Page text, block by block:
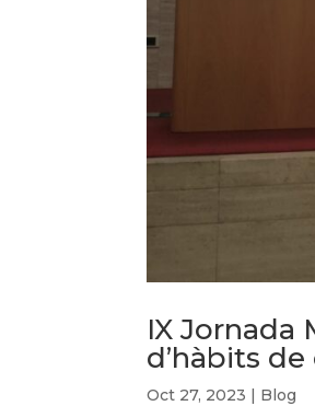
IX Jornada
d’hàbits
Oct 27, 2023 | Blog